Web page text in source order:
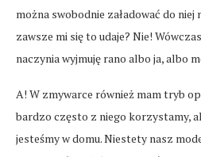
można swobodnie załadować do niej
zawsze mi się to udaje? Nie!
naczynia wyjmuję rano albo ja, albo
A! W zmywarce również mam tryb
bardzo często z niego korzystamy,
jesteśmy w domu. Niestety nasz